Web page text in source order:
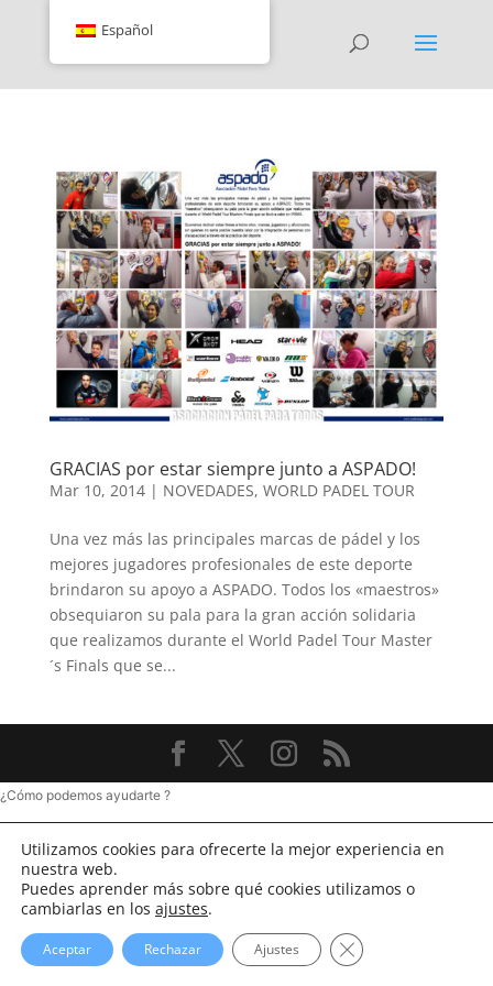
GRACIAS por estar siempre junto a ASPADO!
Mar 10, 2014| NOVEDADES, WORLD PADEL TOUR
Una vez más las principales marcas de pádel y los
mejores jugadores profesionales de este deporte
brindaron su apoyo a ASPADO. Todos los «maestros»
obsequiaron su pala para la gran acción solidaria
que realizamos durante el World Padel Tour Master
´s Finals que se...
Español
Utilizamos cookies para ofrecerte la mejor experiencia en
nuestra web.
Puedes aprender más sobre qué cookies utilizamos o
cambiarlas en los ajustes.
Aceptar Rechazar Ajustes Cerrar el banner de
¿Cómo podemos ayudarte ?